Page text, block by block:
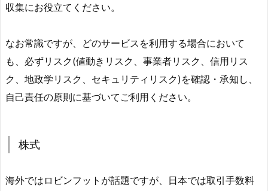
収集にお役立てください。
なお常識ですが、どのサービスを利用する場合において
も、必ずリスク(値動きリスク、事業者リスク、信用リス
ク、地政学リスク、セキュリティリスク)を確認・承知し、
自己責任の原則に基づいてご利用ください。
株式
海外ではロビンフットが話題ですが、日本では取引手数料